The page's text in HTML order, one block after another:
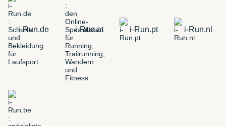
i-Run.de i-Run.at i-Run.pt i-Run.nl